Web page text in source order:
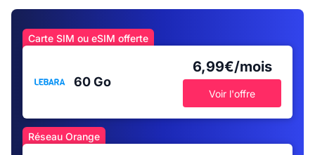
Carte SIM ou eSIM offerte
60 Go
6,99€/mois
Voir l'offre
Réseau Orange